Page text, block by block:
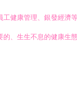
健康管理、銀發經濟
、生生不息的健康生